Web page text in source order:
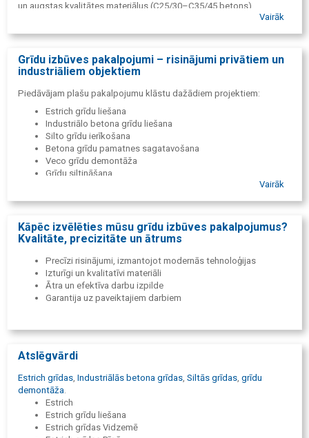
un augstas kvalitātes materiālus (C25/30–C35/45 betons).
Vairāk
Grīdu izbūves pakalpojumi – risinājumi privātiem un
industriāliem objektiem
Piedāvājam plašu pakalpojumu klāstu dažādiem projektiem:
Estrich grīdu liešana
Industriālo betona grīdu liešana
Silto grīdu ierīkošana
Betona grīdu pamatnes sagatavošana
Veco grīdu demontāža
Grīdu siltināšana
Vairāk
Kāpēc izvēlēties mūsu grīdu izbūves pakalpojumus?
Kvalitāte, precizitāte un ātrums
Precīzi risinājumi, izmantojot modernās tehnoloģijas
Izturīgi un kvalitatīvi materiāli
Ātra un efektīva darbu izpilde
Garantija uz paveiktajiem darbiem
Atslēgvārdi
Estrich grīdas Industriālās betona grīdas Siltās grīdas grīdu
demontāža
Estrich
Estrich grīdu liešana
Estrich grīdas Vidzemē